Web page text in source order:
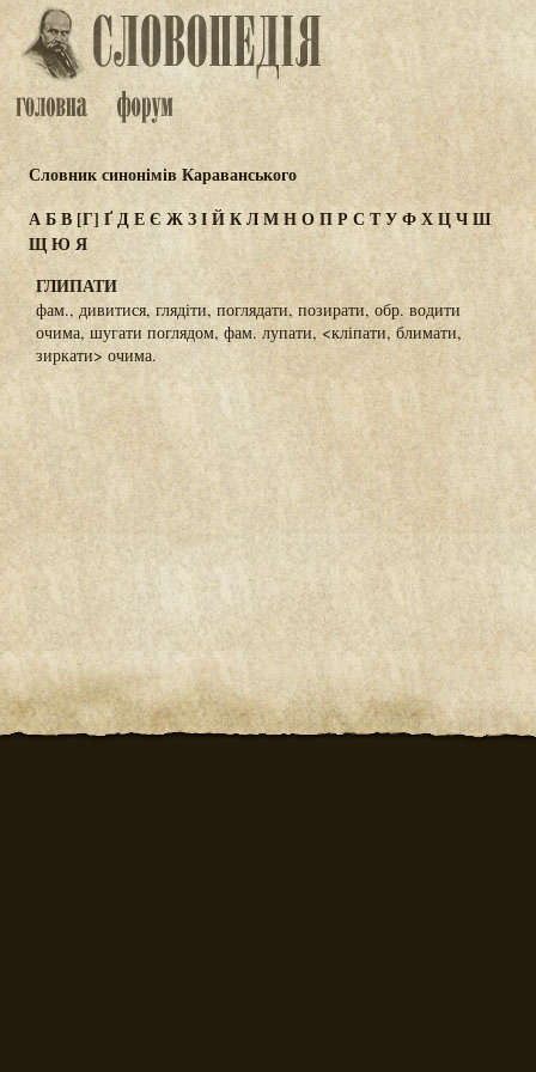
Словник синонімів Караванського
АБВ[Г] ҐДЕЄ ЖЗІЙКЛМНОПР С ТУФХЦЧШ
ЩЮ Я
ГЛИПАТИ
фам., дивитися, глядіти, поглядати, позирати, обр. водити
очима, шугати поглядом, фам. лупати, <кліпати, блимати,
зиркати> очима.